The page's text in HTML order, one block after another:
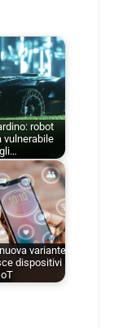
robot
vulnerabile
variante
dispositivi